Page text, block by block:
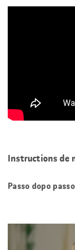
Instructions de
Passo dopo passo